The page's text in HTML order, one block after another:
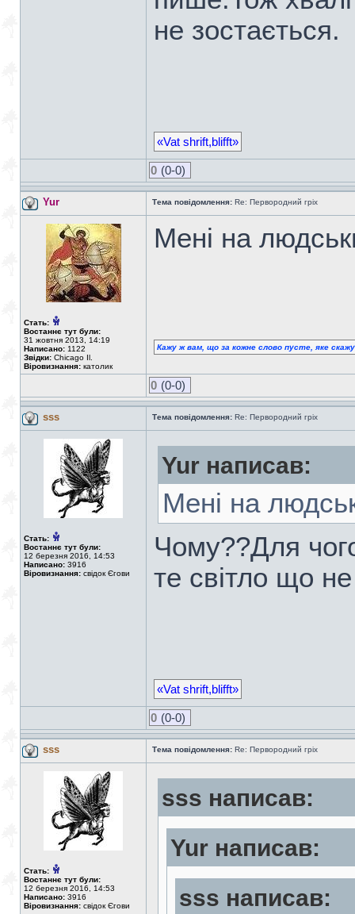
не зостається.
«Vat shrift,blifft»
0 (0-0)
Yur Тема повідомлення: Re: Первородний гріх
Стать:
Востаннє тут були:
31 жовтня 2013, 14:19
Написано: 1122
Звідки: Chicago Il.
Віровизнання: католик
Мені на
Кажу ж вам, що за кожне слово пусте, яке
0 (0-0)
sss Тема повідомлення: Re: Первородний гріх
Стать:
Востаннє тут були:
12 березня 2016, 14:53
Написано: 3916
Віровизнання: свідок Єгови
Yur написав:
Мені на
Чому??Для
те світло що
«Vat shrift,blifft»
0 (0-0)
sss Тема повідомлення: Re: Первородний гріх
Стать:
Востаннє тут були:
12 березня 2016, 14:53
Написано: 3916
Віровизнання: свідок Єгови
sss написав:
Yur написав:
sss написав: